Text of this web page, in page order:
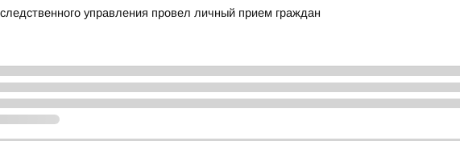
управления провел личный прием граждан